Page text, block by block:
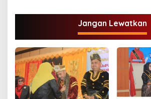
g
s
i
p
o
Jangan Lewatkan